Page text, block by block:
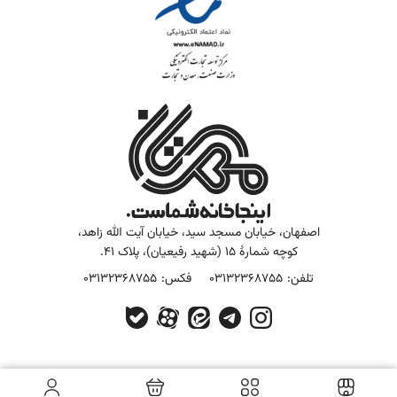
اصفهان، خیابان مسجد سید، خیابان آیت الله زاهد،
کوچه شمارۀ 15 (شهید رفیعیان)، پلاک 41.
تلفن: 03132368755 فکس: 03132368755